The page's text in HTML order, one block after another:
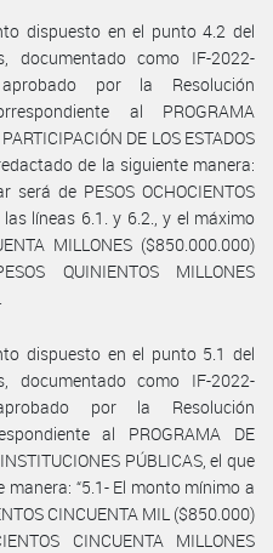
dispuesto en el punto 4.2 del
documentado como IF-2022-
aprobado por la Resolución
al PROGRAMA
DE LOS ESTADOS
de la siguiente manera:
de PESOS OCHOCIENTOS
líneas 6.1. y 6.2., y el máximo
MILLONES ($850.000.000)
QUINIENTOS MILLONES
dispuesto en el punto 5.1 del
documentado como IF-2022-
aprobado por la Resolución
al PROGRAMA DE
PÚBLICAS, el que
“5.1- El monto mínimo a
CINCUENTA MIL ($850.000)
CINCUENTA MILLONES